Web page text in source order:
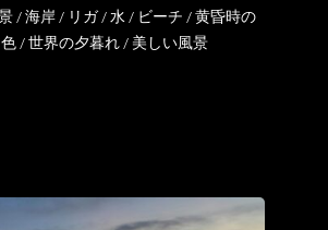
/海岸/ リガ/水 / ビーチ /黄昏時の
/世界の夕暮れ/ 美しい風景